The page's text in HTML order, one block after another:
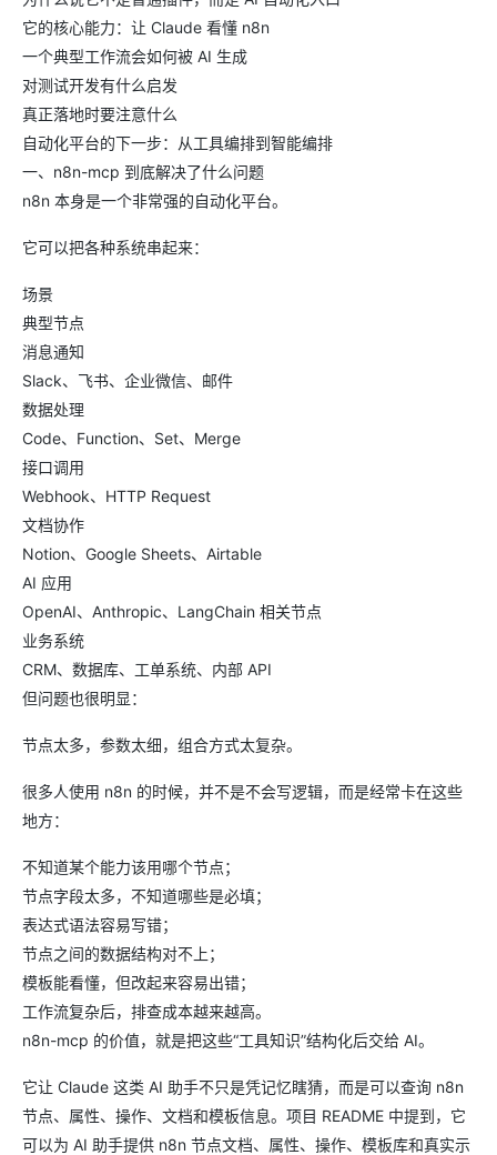
它的核心能力：让 Claude 看懂 n8n
一个典型工作流会如何被 AI 生成
对测试开发有什么启发
真正落地时要注意什么
自动化平台的下一步：从工具编排到智能编排
一、n8n-mcp 到底解决了什么问题
n8n 本身是一个非常强的自动化平台。
它可以把各种系统串起来：
场景
典型节点
消息通知
Slack、飞书、企业微信、邮件
数据处理
Code、Function、Set、Merge
接口调用
Webhook、HTTP Request
文档协作
Notion、Google Sheets、Airtable
AI 应用
OpenAI、Anthropic、LangChain 相关节点
业务系统
CRM、数据库、工单系统、内部 API
但问题也很明显：
节点太多，参数太细，组合方式太复杂。
很多人使用 n8n 的时候，并不是不会写逻辑，而是经常卡在这些
地方：
不知道某个能力该用哪个节点；
节点字段太多，不知道哪些是必填；
表达式语法容易写错；
节点之间的数据结构对不上；
模板能看懂，但改起来容易出错；
工作流复杂后，排查成本越来越高。
n8n-mcp 的价值，就是把这些“工具知识”结构化后交给 AI。
它让 Claude 这类 AI 助手不只是凭记忆瞎猜，而是可以查询 n8n
节点、属性、操作、文档和模板信息。项目 README 中提到，它
可以为 AI 助手提供 n8n 节点文档、属性、操作、模板库和真实示